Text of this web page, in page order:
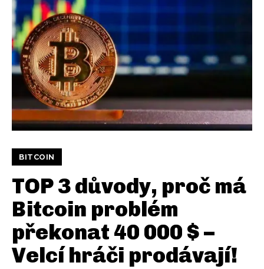
BITCOIN
TOP 3 důvody, proč má
Bitcoin problém
překonat 40 000 $ –
Velcí hráči prodávají!